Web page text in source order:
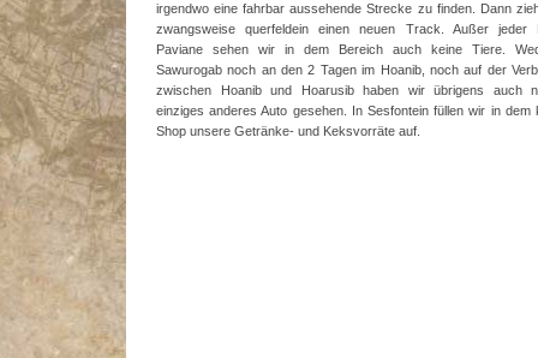
irgendwo eine fahrbar aussehende Strecke zu finden. Dann
zwangsweise querfeldein einen neuen Track. Außer jeder
Paviane sehen wir in dem Bereich auch keine Tiere.
Sawurogab noch an den 2 Tagen im Hoanib, noch auf der
zwischen Hoanib und Hoarusib haben wir übrigens auch
einziges anderes Auto gesehen. In Sesfontein füllen wir in dem
Shop unsere Getränke- und Keksvorräte auf.